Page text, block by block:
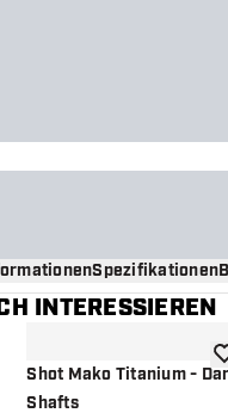
Spezifikationen
INTERESSIEREN
hinzufügen
Shot Mako Titanium -
Shafts